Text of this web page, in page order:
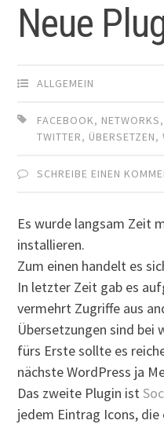
Neue
ALLGEMEIN
FACEBOOK, NETWORKS,
TWITTER, ÜBERSETZEN,
SCHREIBE EINEN
Es wurde langsam Zeit
installieren.
Zum einen handelt es
In letzter Zeit gab es
vermehrt Zugriffe aus
Übersetzungen sind
fürs Erste sollte es
nächste WordPress ja
Das zweite Plugin ist
jedem Eintrag Icons,